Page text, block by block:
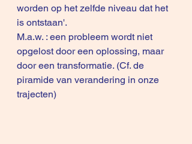
worden op het zelfde niveau dat het
is ontstaan'.
M.a.w. : een probleem wordt niet
opgelost door een oplossing, maar
door een transformatie. (Cf. de
piramide van verandering in onze
trajecten)